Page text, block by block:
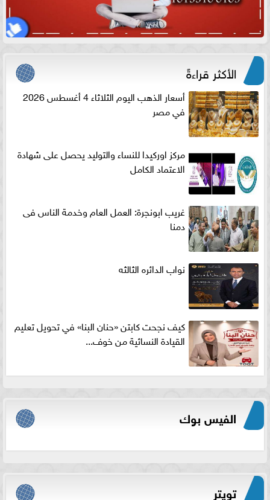
الأكثر قراءةً
أسعار الذهب اليوم الثلاثاء 4 أغسطس 2026
في مصر
مركز اوركيدا للنساء والتوليد يحصل على شهادة
الاعتماد الكامل
غريب ابونجرة: العمل العام وخدمة الناس فى
دمنا
نواب الدائره الثالثه
كيف نجحت كابتن «حنان البنا» في تحويل تعليم
القيادة النسائية من خوف...
الفيس بوك
تويتر